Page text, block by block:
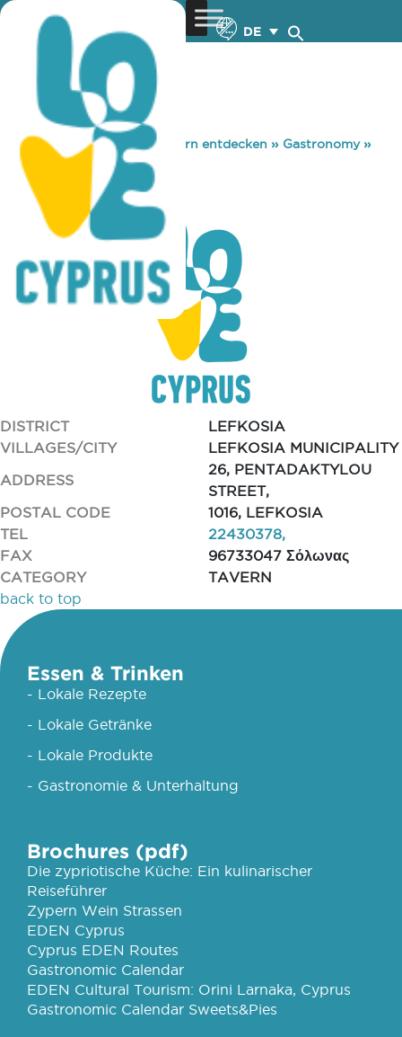
DE
You are here: Home »Zypern entdecken » Gastronomy»
SYN PLIN ISON
SYN PLIN ISON
DISTRICT
LEFKOSIA
VILLAGES/CITY
LEFKOSIA MUNICIPALITY
ADDRESS
26, PENTADAKTYLOU
STREET,
POSTAL CODE
1016, LEFKOSIA
TEL
22430378,
FAX
96733047 Σόλωνας
CATEGORY
TAVERN
back to top
Essen & Trinken
- Lokale Rezepte
- Lokale Getränke
- Lokale Produkte
- Gastronomie & Unterhaltung
Brochures (pdf)
Die zypriotische Küche: Ein kulinarischer
Reiseführer
Zypern Wein Strassen
EDEN Cyprus
Cyprus EDEN Routes
Gastronomic Calendar
EDEN Cultural Tourism: Orini Larnaka, Cyprus
Gastronomic Calendar Sweets&Pies